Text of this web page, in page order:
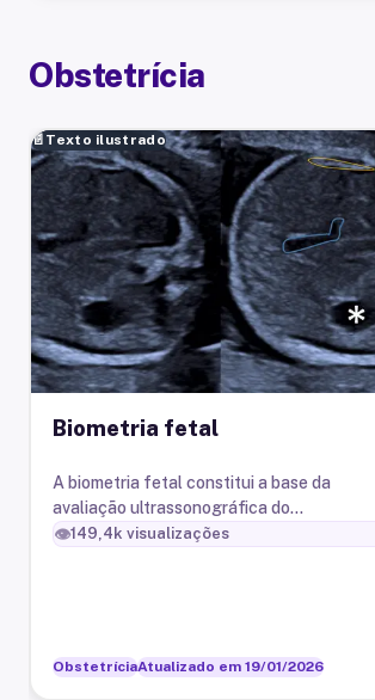
Obstetrícia
📄 Texto ilustrado
Biometria fetal
A biometria fetal constitui a base da
avaliação ultrassonográfica do
crescimento e do desenvolvimento fetal ao
👁️149,4k visualizações
ObstetríciaAtualizado em 19/01/2026